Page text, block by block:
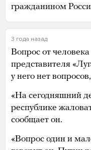
гражданином
3 года назад
Вопрос от
представителя
у него нет
«На сегодняшний
республике
сообщает он.
«Вопрос один и